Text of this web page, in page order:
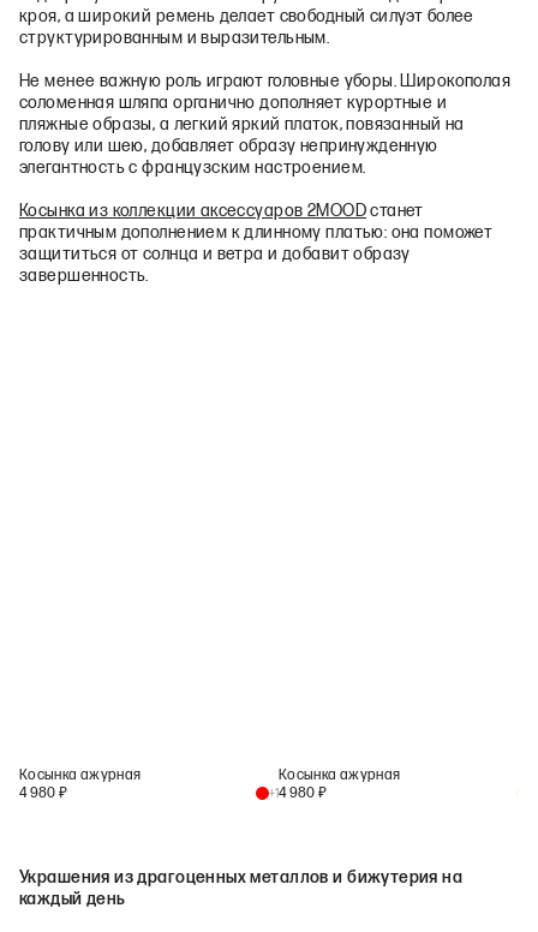
кроя, а широкий ремень делает свободный силуэт более
структурированным и выразительным.
Не менее важную роль играют головные уборы. Широкополая
соломенная шляпа органично дополняет курортные и
пляжные образы, а легкий яркий платок, повязанный на
голову или шею, добавляет образу непринужденную
элегантность с французским настроением.
Косынка из коллекции аксессуаров 2MOODстанет
практичным дополнением к длинному платью: она поможет
защититься от солнца и ветра и добавит образу
завершенность.
Косынка ажурная
4 980 ₽ +1
Косынка ажурная
4 980 ₽
Украшения из драгоценных металлов и бижутерия на
каждый день